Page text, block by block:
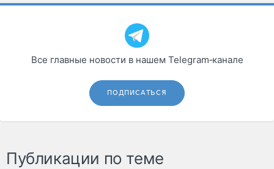
Все главные новости в нашем Telegram‑канале
ПОДПИСАТЬСЯ
Публикации по теме